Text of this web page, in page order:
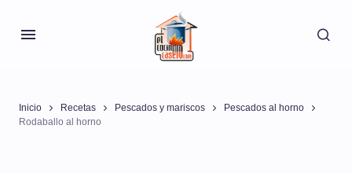
Inicio Recetas Pescados y mariscos
Pescados al horno
Rodaballo al horno